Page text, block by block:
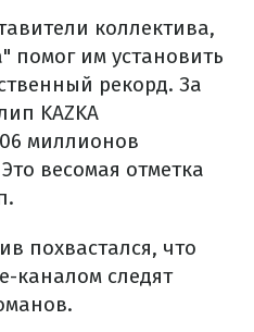
коллектива,
помог им установить
рекорд. За
KAZKA
миллионов
весомая отметка
похвастался, что
каналом следят